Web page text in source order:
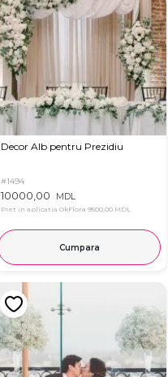
Decor Alb pentru Prezidiu
#1494
10000,00 MDL
Pret in aplicatia OkFlora 9500,00 MDL
Cumpara